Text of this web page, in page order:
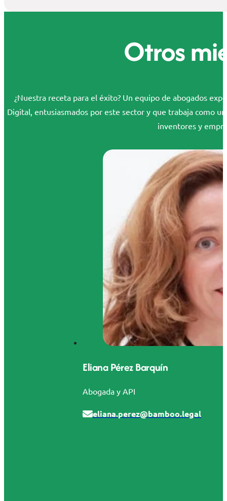
Otros
¿Nuestra receta para el éxito? Un equipo de abogados
Digital, entusiasmados por este sector y que trabaja como
inventores y
Eliana Pérez Barquín
Abogada y API
eliana.perez@bamboo.legal